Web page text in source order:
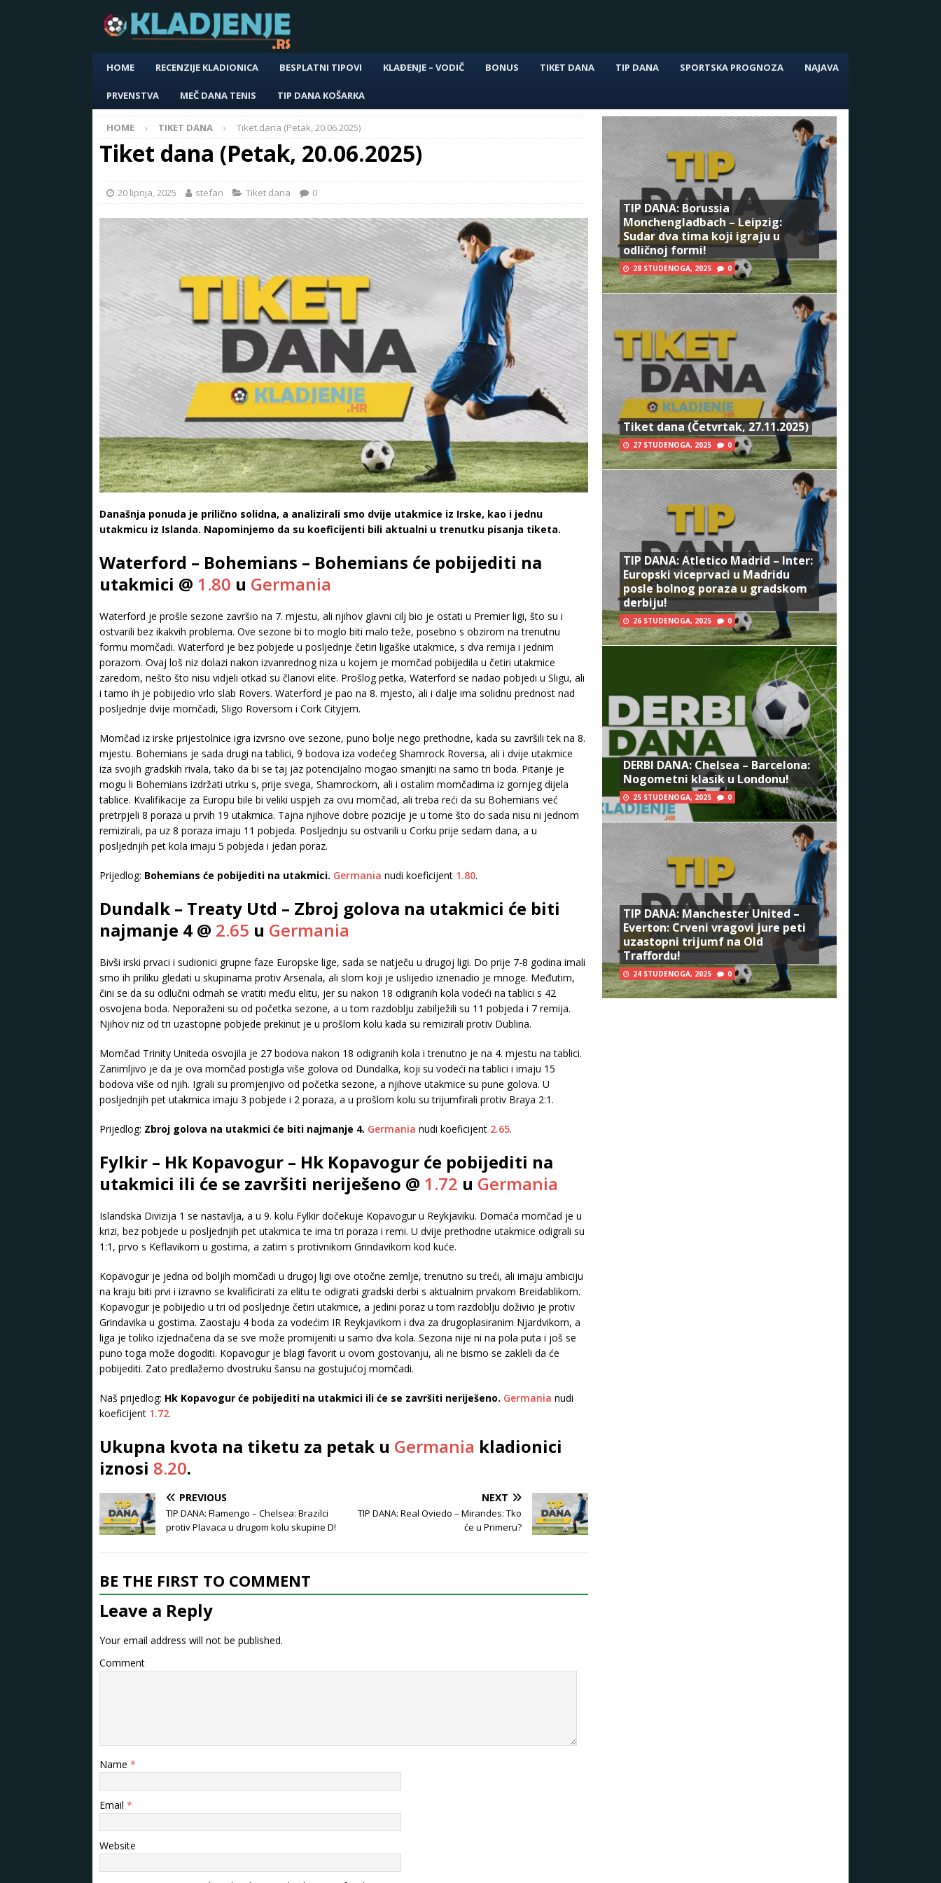
HOME RECENZIJE KLADIONICA BESPLATNI TIPOVI KLAĐENJE – VODIČ BONUS TIKET DANA TIP DANA SPORTSKA PROGNOZA NAJAVA
PRVENSTVA MEČ DANA TENIS TIP DANA KOŠARKA
HOME TIKET DANA Tiket dana (Petak, 20.06.2025)
Tiket dana (Petak, 20.06.2025)
20 lipnja, 2025 stefan Tiket dana 0
Današnja ponuda je prilično solidna, a analizirali smo dvije utakmice iz Irske, kao i jednu
utakmicu iz Islanda. Napominjemo da su koeficijenti bili aktualni u trenutku pisanja tiketa.
Waterford – Bohemians – Bohemians će pobijediti na
utakmici @ 1.80 u Germania
Waterford je prošle sezone završio na 7. mjestu, ali njihov glavni cilj bio je ostati u Premier ligi, što su i
ostvarili bez ikakvih problema. Ove sezone bi to moglo biti malo teže, posebno s obzirom na trenutnu
formu momčadi. Waterford je bez pobjede u posljednje četiri ligaške utakmice, s dva remija i jednim
porazom. Ovaj loš niz dolazi nakon izvanrednog niza u kojem je momčad pobijedila u četiri utakmice
zaredom, nešto što nisu vidjeli otkad su članovi elite. Prošlog petka, Waterford se nadao pobjedi u Sligu, ali
i tamo ih je pobijedio vrlo slab Rovers. Waterford je pao na 8. mjesto, ali i dalje ima solidnu prednost nad
posljednje dvije momčadi, Sligo Roversom i Cork Cityjem.
Momčad iz irske prijestolnice igra izvrsno ove sezone, puno bolje nego prethodne, kada su završili tek na 8.
mjestu. Bohemians je sada drugi na tablici, 9 bodova iza vodećeg Shamrock Roversa, ali i dvije utakmice
iza svojih gradskih rivala, tako da bi se taj jaz potencijalno mogao smanjiti na samo tri boda. Pitanje je
mogu li Bohemians izdržati utrku s, prije svega, Shamrockom, ali i ostalim momčadima iz gornjeg dijela
tablice. Kvalifikacije za Europu bile bi veliki uspjeh za ovu momčad, ali treba reći da su Bohemians već
pretrpjeli 8 poraza u prvih 19 utakmica. Tajna njihove dobre pozicije je u tome što do sada nisu ni jednom
remizirali, pa uz 8 poraza imaju 11 pobjeda. Posljednju su ostvarili u Corku prije sedam dana, a u
posljednjih pet kola imaju 5 pobjeda i jedan poraz.
Prijedlog: Bohemians će pobijediti na utakmici. Germania nudi koeficijent 1.80.
Dundalk – Treaty Utd – Zbroj golova na utakmici će biti
najmanje 4 @ 2.65 u Germania
Bivši irski prvaci i sudionici grupne faze Europske lige, sada se natječu u drugoj ligi. Do prije 7-8 godina imali
smo ih priliku gledati u skupinama protiv Arsenala, ali slom koji je uslijedio iznenadio je mnoge. Međutim,
čini se da su odlučni odmah se vratiti među elitu, jer su nakon 18 odigranih kola vodeći na tablici s 42
osvojena boda. Neporaženi su od početka sezone, a u tom razdoblju zabilježili su 11 pobjeda i 7 remija.
Njihov niz od tri uzastopne pobjede prekinut je u prošlom kolu kada su remizirali protiv Dublina.
Momčad Trinity Uniteda osvojila je 27 bodova nakon 18 odigranih kola i trenutno je na 4. mjestu na tablici.
Zanimljivo je da je ova momčad postigla više golova od Dundalka, koji su vodeći na tablici i imaju 15
bodova više od njih. Igrali su promjenjivo od početka sezone, a njihove utakmice su pune golova. U
posljednjih pet utakmica imaju 3 pobjede i 2 poraza, a u prošlom kolu su trijumfirali protiv Braya 2:1.
Prijedlog: Zbroj golova na utakmici će biti najmanje 4. Germania nudi koeficijent 2.65.
Fylkir – Hk Kopavogur – Hk Kopavogur će pobijediti na
utakmici ili će se završiti neriješeno @ 1.72 u Germania
Islandska Divizija 1 se nastavlja, a u 9. kolu Fylkir dočekuje Kopavogur u Reykjaviku. Domaća momčad je u
krizi, bez pobjede u posljednjih pet utakmica te ima tri poraza i remi. U dvije prethodne utakmice odigrali su
1:1, prvo s Keflavikom u gostima, a zatim s protivnikom Grindavikom kod kuće.
Kopavogur je jedna od boljih momčadi u drugoj ligi ove otočne zemlje, trenutno su treći, ali imaju ambiciju
na kraju biti prvi i izravno se kvalificirati za elitu te odigrati gradski derbi s aktualnim prvakom Breidablikom.
Kopavogur je pobijedio u tri od posljednje četiri utakmice, a jedini poraz u tom razdoblju doživio je protiv
Grindavika u gostima. Zaostaju 4 boda za vodećim IR Reykjavikom i dva za drugoplasiranim Njardvikom, a
liga je toliko izjednačena da se sve može promijeniti u samo dva kola. Sezona nije ni na pola puta i još se
puno toga može dogoditi. Kopavogur je blagi favorit u ovom gostovanju, ali ne bismo se zakleli da će
pobijediti. Zato predlažemo dvostruku šansu na gostujućoj momčadi.
Naš prijedlog: Hk Kopavogur će pobijediti na utakmici ili će se završiti neriješeno. Germania nudi
koeficijent 1.72.
Ukupna kvota na tiketu za petak u Germania kladionici
iznosi 8.20.
PREVIOUS
TIP DANA: Flamengo – Chelsea: Brazilci
protiv Plavaca u drugom kolu skupine D!
NEXT
TIP DANA: Real Oviedo – Mirandes: Tko
će u Primeru?
BE THE FIRST TO COMMENT
Leave a Reply
Your email address will not be published.
Comment
Name *
Email *
Website
TIP DANA: Borussia
Monchengladbach – Leipzig:
Sudar dva tima koji igraju u
odličnoj formi!
28 STUDENOGA, 2025 0
Tiket dana (Četvrtak, 27.11.2025)
27 STUDENOGA, 2025 0
TIP DANA: Atletico Madrid – Inter:
Europski viceprvaci u Madridu
posle bolnog poraza u gradskom
derbiju!
26 STUDENOGA, 2025 0
DERBI DANA: Chelsea – Barcelona:
Nogometni klasik u Londonu!
25 STUDENOGA, 2025 0
TIP DANA: Manchester United –
Everton: Crveni vragovi jure peti
uzastopni trijumf na Old
Traffordu!
24 STUDENOGA, 2025 0